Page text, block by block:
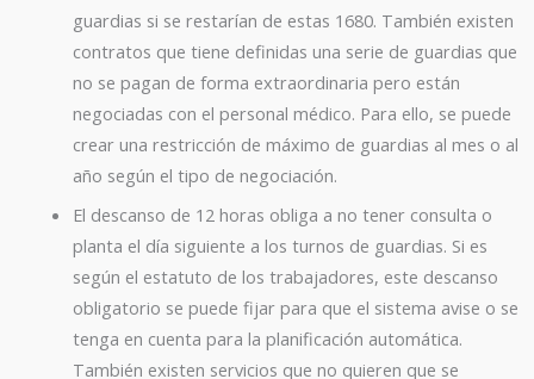
guardias si se restarían de estas 1680. También existen
contratos que tiene definidas una serie de guardias que
no se pagan de forma extraordinaria pero están
negociadas con el personal médico. Para ello, se puede
crear una restricción de máximo de guardias al mes o al
año según el tipo de negociación.
El descanso de 12 horas obliga a no tener consulta o
planta el día siguiente a los turnos de guardias. Si es
según el estatuto de los trabajadores, este descanso
obligatorio se puede fijar para que el sistema avise o se
tenga en cuenta para la planificación automática.
También existen servicios que no quieren que se